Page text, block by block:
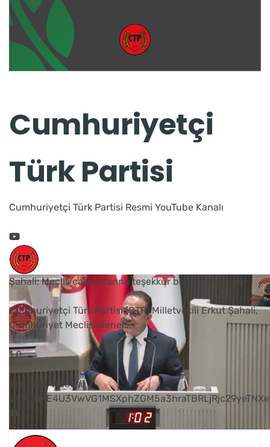
Cumhuriyetçi
Türk Partisi
Cumhuriyetçi Türk Partisi Resmi YouTube Kanalı
Şahali: Meclis çalışanlarına teşekkür borcumuz vardır
Cumhuriyetçi Türk Partisi (CTP) Milletvekili Erkut Şahali,
Cumhuriyet Meclisi Genel...
1 0
YouTube Videosu